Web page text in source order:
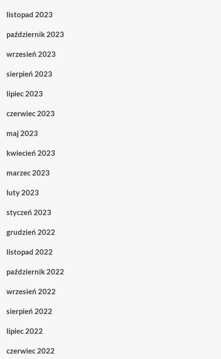
listopad 2023
październik 2023
wrzesień 2023
sierpień 2023
lipiec 2023
czerwiec 2023
maj 2023
kwiecień 2023
marzec 2023
luty 2023
styczeń 2023
grudzień 2022
listopad 2022
październik 2022
wrzesień 2022
sierpień 2022
lipiec 2022
czerwiec 2022